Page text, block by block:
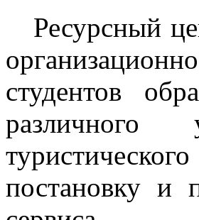
Ресурсный
студентов
постановку и